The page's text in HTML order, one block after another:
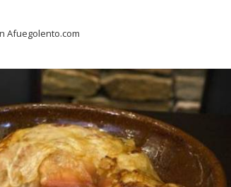
Afuegolento.com